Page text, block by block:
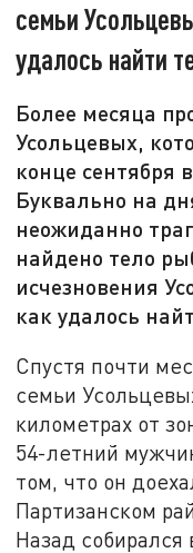
семьи
удалось найти
Более месяца
Усольцевых,
конце сентября
Буквально на
неожиданно
найдено тело
исчезновения
как удалось
Спустя почти
семьи
километрах от
54-летний
том, что он
Партизанском
Назад собирался